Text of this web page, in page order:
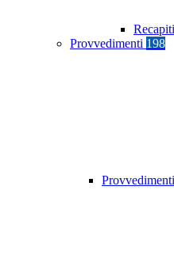
Provvedimenti 198